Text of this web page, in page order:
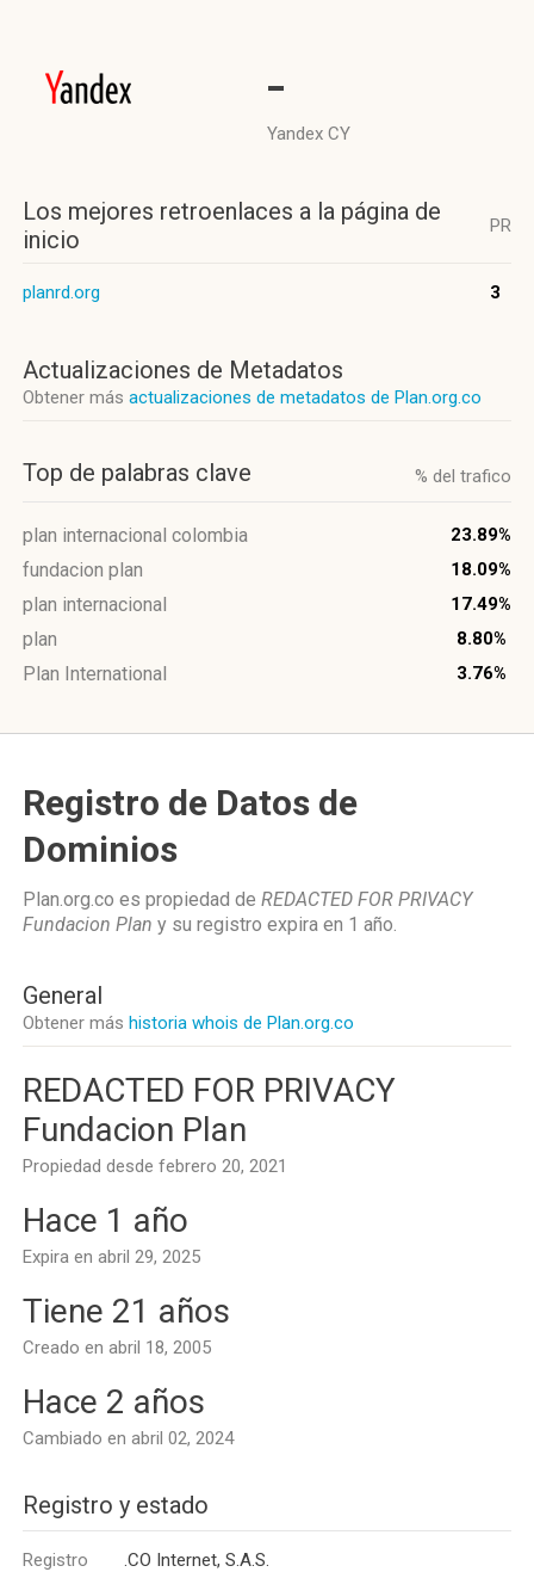
-
Yandex CY
Los mejores retroenlaces a la página de
inicio
PR
planrd.org 3
Actualizaciones de Metadatos
Obtener más actualizaciones de metadatos de Plan.org.co
Top de palabras clave % del trafico
plan internacional colombia 23.89%
fundacion plan 18.09%
plan internacional 17.49%
plan 8.80%
Plan International 3.76%
Registro de Datos de
Dominios
Plan.org.co es propiedad de REDACTED FOR PRIVACY
Fundacion Plan y su registro expira en 1 año.
General
Obtener más historia whois de Plan.org.co
REDACTED FOR PRIVACY
Fundacion Plan
Propiedad desde febrero 20, 2021
Hace 1 año
Expira en abril 29, 2025
Tiene 21 años
Creado en abril 18, 2005
Hace 2 años
Cambiado en abril 02, 2024
Registro y estado
Registro .CO Internet, S.A.S.